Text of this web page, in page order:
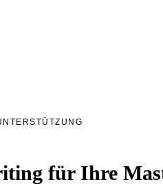
für Ihre